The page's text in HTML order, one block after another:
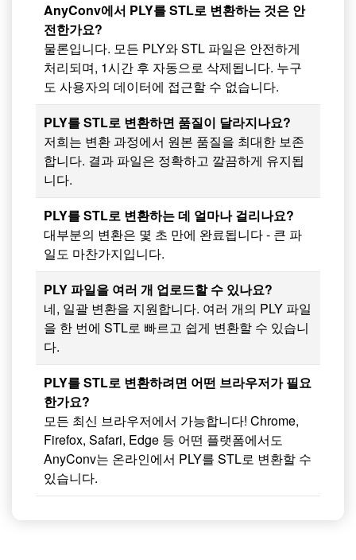
AnyConv에서 PLY를 STL로 변환하는 것은 안
전한가요?
물론입니다. 모든 PLY와 STL 파일은 안전하게
처리되며, 1시간 후 자동으로 삭제됩니다. 누구
도 사용자의 데이터에 접근할 수 없습니다.
PLY를 STL로 변환하면 품질이 달라지나요?
저희는 변환 과정에서 원본 품질을 최대한 보존
합니다. 결과 파일은 정확하고 깔끔하게 유지됩
니다.
PLY를 STL로 변환하는 데 얼마나 걸리나요?
대부분의 변환은 몇 초 만에 완료됩니다 - 큰 파
일도 마찬가지입니다.
PLY 파일을 여러 개 업로드할 수 있나요?
네, 일괄 변환을 지원합니다. 여러 개의 PLY 파일
을 한 번에 STL로 빠르고 쉽게 변환할 수 있습니
다.
PLY를 STL로 변환하려면 어떤 브라우저가 필요
한가요?
모든 최신 브라우저에서 가능합니다! Chrome,
Firefox, Safari, Edge 등 어떤 플랫폼에서도
AnyConv는 온라인에서 PLY를 STL로 변환할 수
있습니다.